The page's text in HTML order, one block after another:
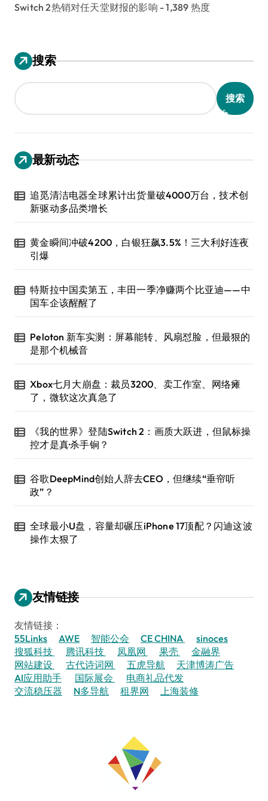
Switch 2热销对任天堂财报的影响 - 1,389 热度
搜索
搜索
最新动态
追觅清洁电器全球累计出货量破4000万台，技术创
新驱动多品类增长
黄金瞬间冲破4200，白银狂飙3.5%！三大利好连夜
引爆
特斯拉中国卖第五，丰田一季净赚两个比亚迪——中
国车企该醒醒了
Peloton 新车实测：屏幕能转、风扇怼脸，但最狠的
是那个机械音
Xbox七月大崩盘：裁员3200、卖工作室、网络瘫
了，微软这次真急了
《我的世界》登陆Switch 2：画质大跃进，但鼠标操
控才是真·杀手锏？
谷歌DeepMind创始人辞去CEO，但继续“垂帘听
政”？
全球最小U盘，容量却碾压iPhone 17顶配？闪迪这波
操作太狠了
友情链接
友情链接：
55Links
AWE 智能公会 CE CHINA
sinoces
搜狐科技
腾讯科技 凤凰网 果壳
金融界
网站建设
古代诗词网 五虎导航
天津博涛广告
AI应用助手
国际展会
电商礼品代发
交流稳压器
N多导航 租界网 上海装修